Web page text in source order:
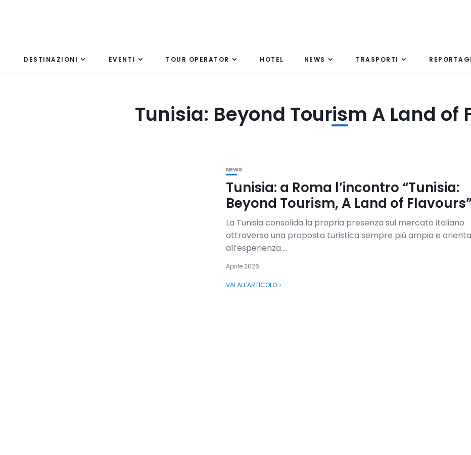
DESTINAZIONI EVENTI TOUR OPERATOR HOTEL NEWS TRASPORTI
Tunisia: Beyond Tourism A Land of
NEWS
Tunisia: a Roma l’incontro “Tunisia:
Beyond Tourism, A Land of
La Tunisia consolida la propria presenza sul mercato italiano
attraverso una proposta turistica sempre più ampia e
all’esperienza....
Aprile 2026
VAI ALL'ARTICOLO